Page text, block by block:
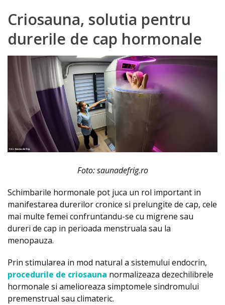
Criosauna, solutia pentru
durerile de cap hormonale
Foto: saunadefrig.ro
Schimbarile hormonale pot juca un rol important in
manifestarea durerilor cronice si prelungite de cap, cele
mai multe femei confruntandu-se cu migrene sau
dureri de cap in perioada menstruala sau la
menopauza.
Prin stimularea in mod natural a sistemului endocrin,
procedurile de criosauna normalizeaza dezechilibrele
hormonale si amelioreaza simptomele sindromului
premenstrual sau climateric.